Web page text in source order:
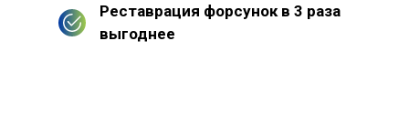
Реставрация форсунок в 3 раза
выгоднее